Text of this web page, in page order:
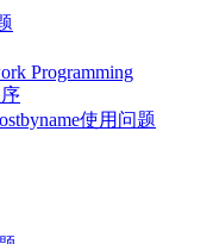
Programming
使用问题